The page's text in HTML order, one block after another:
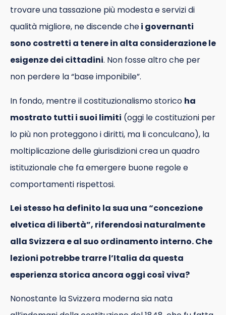
trovare una tassazione più modesta e servizi di
qualità migliore, ne discende chei governanti
sono costretti a tenere in alta considerazione le
esigenze dei cittadini. Non fosse altro che per
non perdere la “base imponibile”.
In fondo, mentre il costituzionalismo storico ha
mostrato tutti i suoi limiti (oggi le costituzioni per
lo più non proteggono i diritti, ma li conculcano), la
moltiplicazione delle giurisdizioni crea un quadro
istituzionale che fa emergere buone regole e
comportamenti rispettosi.
Lei stesso ha definito la sua una “concezione
elvetica di libertà”, riferendosi naturalmente
alla Svizzera e al suo ordinamento interno. Che
lezioni potrebbe trarre l’Italia da questa
esperienza storica ancora oggi così viva?
Nonostante la Svizzera moderna sia nata